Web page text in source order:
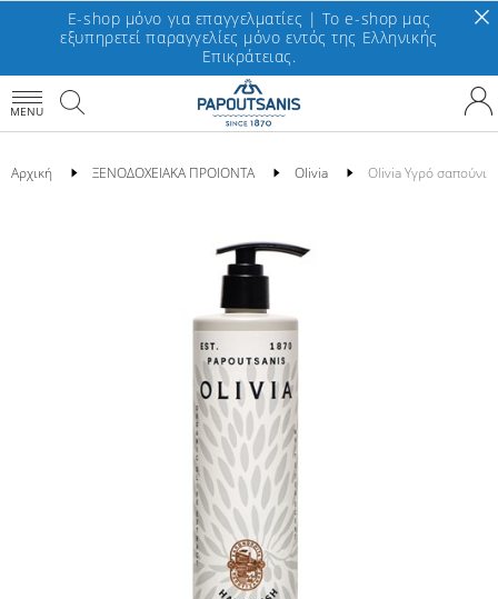
E-shop μόνο για επαγγελματίες | To e-shop μας
εξυπηρετεί παραγγελίες μόνο εντός της Ελληνικής
Επικράτειας.
MENU
Αρχική ΞΕΝΟΔΟΧΕΙΑΚΑ ΠΡΟΙΟΝΤΑ Olivia Olivia Υγρό σαπούνι